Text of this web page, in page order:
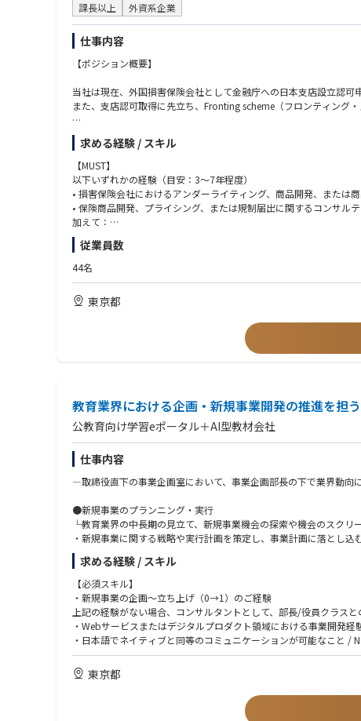
◎組織について
当社はワンプール制を採用しており、プロジェクトに応じて柔軟か
組織規模がコンパクトな分、年齢や年次に関係なく意見を出し合
個人の主体性が事業成長に直結するやりがいを感じられる環境です。
課長以上 外資系企業
仕事内容
【ポジション概要】
当社は現在、外国損害保険会社として金融庁への日本支店設立認
また、支店認可取得に先立ち、Fronting scheme（フロンティング
本ポジションは、リージョナルのChief Insurance Officerにソリッ
会社と連携しながら、約款等の書類作成、料率算定、規制対応書類
業務スコープには日本市場向けの商品開発・商品改定も含まれま
【主な業務内容】
■ フロンティング・フェーズにおけるアンダーライティング支援
• フロンティング商品の約款・特約条項・関連書類のドラフト・レビ
• 業務委託アクチュアリーと連携した保険料率の算定・プライシング
• フロンターとの商品仕様・引受ガイドラインに関する調整
■ 認可申請フェーズにおける商品・規制書類作成
• 業務委託アクチュアリー・コンサルティング会社と連携した料率
• 認可申請書類のうちアンダーライティング関連セクションの作成支
■ 認可取得後のアンダーライティング・商品開発
（アンダーライティング業務）
• 旅行保険商品の日常的なアンダーライティング業務
• リスク評価、引受条件の決定、アンダーライティング判断
• アンダーライティング実績（損害率・保険料動向）のモニタリン
（商品開発・商品改定）
• 日本市場向け旅行保険新商品の開発主導
• 市場動向・規制変更・事業ニーズに応じた商品改定の企画・実行
• アクチュアリーと連携したプライシング・料率見直し・商品収益性
• 新商品・商品変更に関する金融庁への届出書類の作成・提出
（プライシング・アクチュアリアル連携）
• 業務委託アクチュアリーと連携した保険料率の算定・プライシン
• 料率届出書類・関連資料の作成
• クレーム実績・損害トレンドの分析によるプライシング判断への
（規制対応・コンプライアンス）
• 商品・料率に関する規制届出の作成・管理
• 旅行保険商品に影響する規制変更の継続的な把握
求める経験 / スキル
【MUST】
以下いずれかの経験（目安：3〜7年程度）
• 損害保険会社におけるアンダーライティング、商品開発、または
• 保険商品開発、プライシング、または規制届出に関するコンサル
加えて：
• 約款または規制届出書類のドラフティング実務経験
• 保険料率算定・プライシングの基礎的理解
• 高いドキュメンテーション力および分析力
• 日本語ネイティブレベル／英語ビジネスレベル（リージョン・グロ
• 旅行保険・傷害保険・医療保険のアンダーライティング経験
• 金融庁への規制届出（商品認可・料率届出等）の作成経験
• 旅行保険に関する再保険ストラクチャーの知識
【求める人物像】
• 自ら手を動かす「Doer」マインド — 約款ドラフト、料率算定、
• 書類・計算における正確性へのこだわり
• 将来的に日本のアンダーライティングチームを率いるリーダーへ
• 旅行保険の商品設計・マーケットダイナミクスに対する知的好奇心
• 外部専門家（アクチュアリー、コンサルタント）と効果的に協働で
• 変化の多い環境で柔軟に対応し、自律的に業務を推進できる方
従業員数
44名
東京都
教育業界における企画・新規事業開発の推進を担
公教育向け学習eポータル＋AI型教材会社
仕事内容
―取締役直下の事業企画室において、事業企画部長の下で業界動
●新規事業のプランニング・実行
└教育業界の中長期の見立て、新規事業機会の探索や機会のスクリ
・新規事業に関する戦略や実行計画を策定し、事業計画に落とし込
・新規事業開発推進プロセスの進捗・課題の管理を行う（案件数が
●投資・アライアンス案件の推進
└内部環境/外部環境を整理しつ、プランニング～クロージングの実
・自社の状況と今後の方向性をキャッチアップする
・推進中の投資・アライアンス案件の進捗、課題の管理を行う（潜
・カウンター（M&A仲介、アライアンス検討対象企業）との交渉を行
新規事業の企画から立ち上げまでの事業開発に関する知見を活かし
社長直下のインキュベーション組織において、事業機会の探索か
実証・プロトタイプ推進など、多様な選択肢の中から最適解を設
求める経験 / スキル
【必須スキル】
・新規事業の企画～立ち上げ（0→1）のご経験
上記の経験がない場合、コンサルタントとして、部長/役員クラス
・Webサービスまたはデジタルプロダクト領域における事業開発経
・日本語でネイティブと同等のコミュニケーションが可能なこと /
【歓迎スキル】
・教育業界への関心
東京都